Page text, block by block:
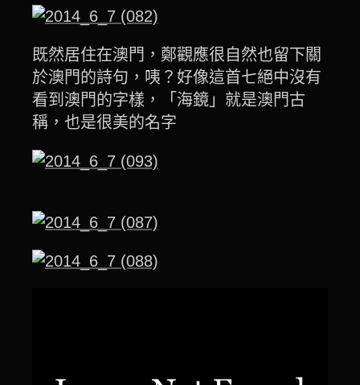
既然居住在澳門，鄭觀應很自然也留下關
於澳門的詩句，咦？好像這首七絕中沒有
看到澳門的字樣，「海鏡」就是澳門古
稱，也是很美的名字